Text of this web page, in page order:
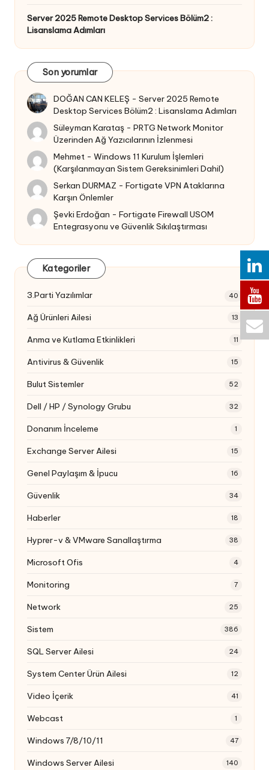
Server 2025 Remote Desktop Services Bölüm2 :
Lisanslama Adımları
Son yorumlar
DOĞAN CAN KELEŞ -Server 2025 Remote
Desktop Services Bölüm2 : Lisanslama Adımları
Süleyman Karataş -PRTG Network Monitor
Üzerinden Ağ Yazıcılarının İzlenmesi
Mehmet -Windows 11 Kurulum İşlemleri
(Karşılanmayan Sistem Gereksinimleri Dahil)
Serkan DURMAZ -Fortigate VPN Ataklarına
Karşın Önlemler
Şevki Erdoğan -Fortigate Firewall USOM
Entegrasyonu ve Güvenlik Sıkılaştırması
Kategoriler
3.Parti Yazılımlar 40
Ağ Ürünleri Ailesi 13
Anma ve Kutlama Etkinlikleri 11
Antivirus & Güvenlik 15
Bulut Sistemler 52
Dell / HP / Synology Grubu 32
Donanım İnceleme 1
Exchange Server Ailesi 15
Genel Paylaşım & İpucu 16
Güvenlik 34
Haberler 18
Hyprer-v & VMware Sanallaştırma 38
Microsoft Ofis 4
Monitoring 7
Network 25
Sistem 386
SQL Server Ailesi 24
System Center Ürün Ailesi 12
Video İçerik 41
Webcast 1
Windows 7/8/10/11 47
Windows Server Ailesi 140